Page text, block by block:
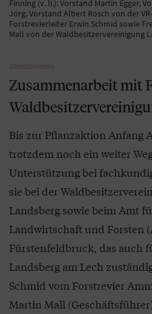
Finning (v. li.): Vorstand Martin Egger,
Jörg, Vorstand Albert Rösch von der
Forstrevierleiter Erwin Schmid sowie
Mall von der Waldbesitzervereinigung
Zusammenarbeit mit
Bis zur Pflanzaktion Anfang
trotzdem noch ein weiter
Unterstützung bei
sie bei der
Landsberg sowie beim Amt
Landwirtschaft und Forsten
Fürstenfeldbruck, das auch
Landsberg am Lech
Schmid vom Forstrevier
Martin Mall